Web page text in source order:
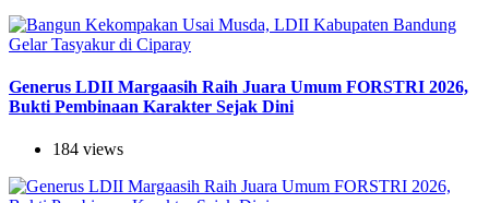
Generus LDII Margaasih Raih Juara Umum FORSTRI 2026,
Bukti Pembinaan Karakter Sejak Dini
184 views